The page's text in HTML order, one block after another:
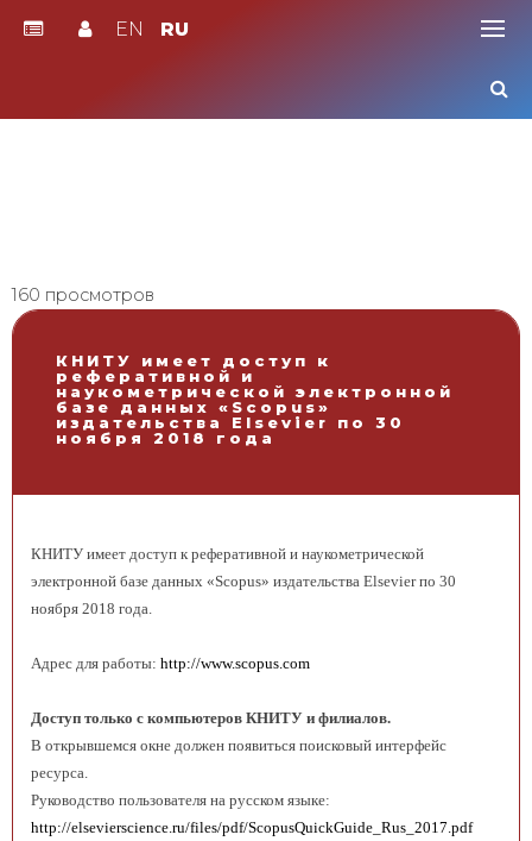
EN RU
160 просмотров
КНИТУ имеет доступ к
реферативной и
наукометрической электронной
базе данных «Scopus»
издательства Elsevier по 30
ноября 2018 года
КНИТУ имеет доступ к реферативной и наукометрической
электронной базе данных «Scopus» издательства Elsevier по 30
ноября 2018 года.
Адрес для работы: http://www.scopus.com
Доступ только с компьютеров КНИТУ и филиалов.
В открывшемся окне должен появиться поисковый интерфейс
ресурса.
Руководство пользователя на русском языке:
http://elsevierscience.ru/files/pdf/ScopusQuickGuide_Rus_2017.pdf